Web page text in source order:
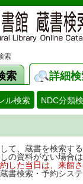
索
索 詳細
ル検索 NDC分類
て、蔵書を検索する
の資料がない場合
した当日は、来館
書検索・予約シス